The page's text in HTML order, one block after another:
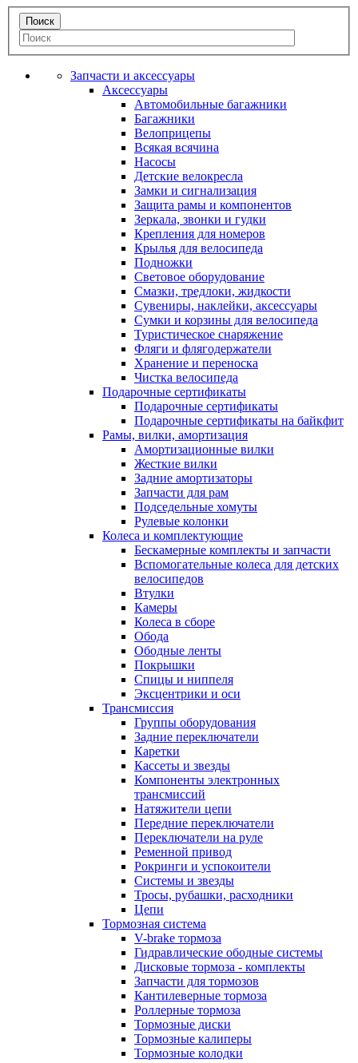
Запчасти и аксессуары
Аксессуары
Автомобильные багажники
Багажники
Велоприцепы
Всякая всячина
Насосы
Детские велокресла
Замки и сигнализация
Защита рамы и компонентов
Зеркала, звонки и гудки
Крепления для номеров
Крылья для велосипеда
Подножки
Световое оборудование
Смазки, тредлоки, жидкости
Сувениры, наклейки, аксессуары
Сумки и корзины для велосипеда
Туристическое снаряжение
Фляги и флягодержатели
Хранение и переноска
Чистка велосипеда
Подарочные сертификаты
Подарочные сертификаты
Подарочные сертификаты на байкфит
Рамы, вилки, амортизация
Амортизационные вилки
Жесткие вилки
Задние амортизаторы
Запчасти для рам
Подседельные хомуты
Рулевые колонки
Колеса и комплектующие
Бескамерные комплекты и запчасти
Вспомогательные колеса для детских
велосипедов
Втулки
Камеры
Колеса в сборе
Обода
Ободные ленты
Покрышки
Спицы и ниппеля
Эксцентрики и оси
Трансмиссия
Группы оборудования
Задние переключатели
Каретки
Кассеты и звезды
Компоненты электронных
трансмиссий
Натяжители цепи
Передние переключатели
Переключатели на руле
Ременной привод
Рокринги и успокоители
Системы и звезды
Тросы, рубашки, расходники
Цепи
Тормозная система
V-brake тормоза
Гидравлические ободные системы
Дисковые тормоза - комплекты
Запчасти для тормозов
Кантилеверные тормоза
Роллерные тормоза
Тормозные диски
Тормозные калиперы
Тормозные колодки